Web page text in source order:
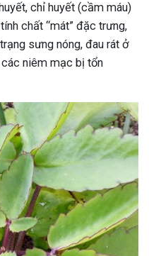
chỉ huyết (cầm máu)
chất “mát” đặc trưng,
sưng nóng, đau rát ở
niêm mạc bị tổn